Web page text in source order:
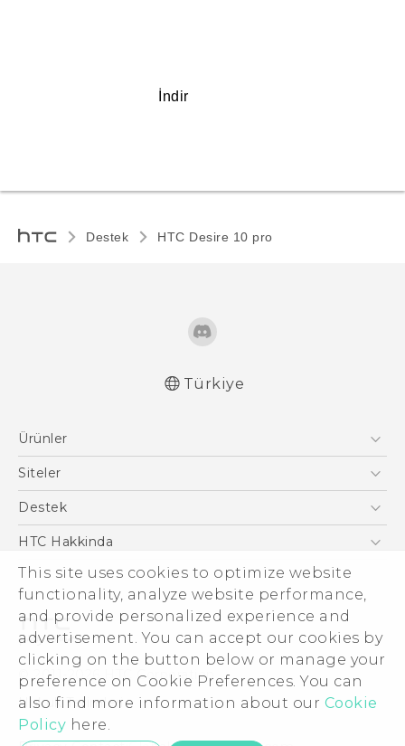
This site uses cookies to optimize website
functionality, analyze website performance,
and provide personalized experience and
advertisement. You can accept our cookies by
clicking on the button below or manage your
preference on Cookie Preferences. You can
also find more information about our Cookie
Policy here.
İndir
Destek HTC Desire 10 pro‎
Türkiye
Ürünler
Akıllı Telefonlar
VIVE
Siteler
HTC Dev
Destek
Destek Merkezi
HTC Hakkinda
ESG
Yatırımcı (İNGİLİZCE)
Gizlilik Politikası
Ürün Güvenliği
Cookie Preferences
İnsan kaynakları
Security and Privacy Whitepaper
© 2011-2026 HTC Corporation
Hukuk Terimleri